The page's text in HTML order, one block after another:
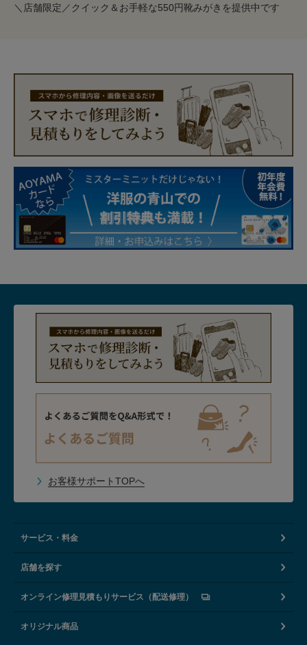
＼店舗限定／クイック＆お手軽な550円靴みがきを提供中です
お客様サポートTOPへ
サービス・料金
店舗を探す
オンライン修理見積もりサービス（配送修理）
オリジナル商品